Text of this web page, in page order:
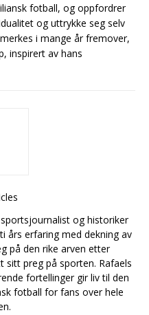
fotball, og oppfordrer
og uttrykke seg selv
i mange år fremover,
inspirert av hans
og historiker
års erfaring med dekning av
på den rike arven etter
sitt preg på sporten. Rafaels
fortellinger gir liv til den
fotball for fans over hele